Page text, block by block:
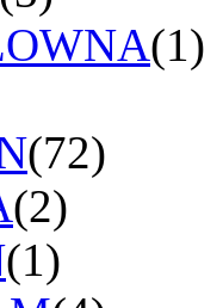
(1)
(72)
(2)
(1)